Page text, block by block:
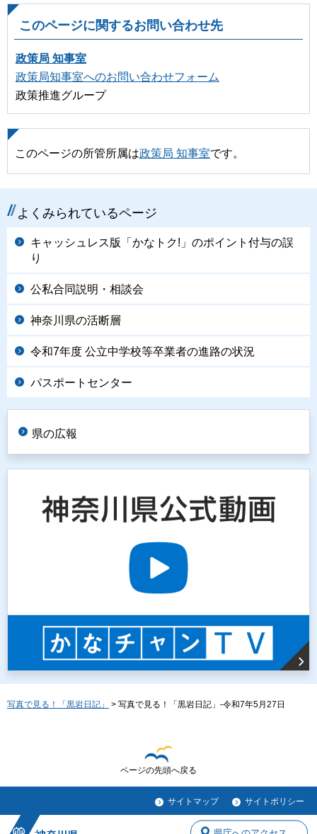
このページに関するお問い合わせ先
政策局 知事室
政策局知事室へのお問い合わせフォーム
政策推進グループ
このページの所管所属は政策局 知事室です。
よくみられているページ
キャッシュレス版「かなトク!」のポイント付与の誤
り
公私合同説明・相談会
神奈川県の活断層
令和7年度 公立中学校等卒業者の進路の状況
パスポートセンター
県の広報
写真で見る！「黒岩日記」 > 写真で見る！「黒岩日記」-令和7年5月27日
ページの先頭へ戻る
サイトマップ サイトポリシー